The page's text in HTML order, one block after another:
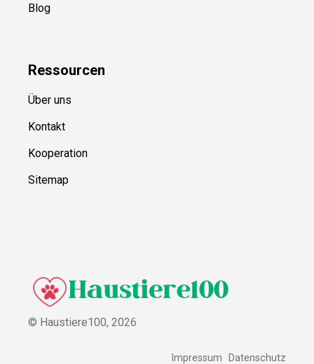
Blog
Ressourcen
Über uns
Kontakt
Kooperation
Sitemap
© Haustiere100, 2026
Impressum Datenschutz